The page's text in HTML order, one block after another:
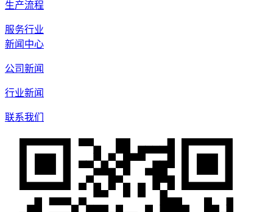
生产流程
服务行业
新闻中心
公司新闻
行业新闻
联系我们